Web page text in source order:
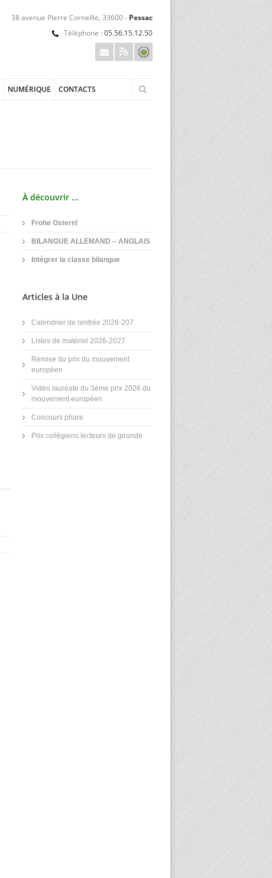
38 avenue Pierre Corneille, 33600 - Pessac
Téléphone : 05.56.15.12.50
NUMÉRIQUE CONTACTS
À découvrir ...
Frohe Ostern!
BILANGUE ALLEMAND – ANGLAIS
Intégrer la classe bilangue
Articles à la Une
Calendrier de rentrée 2026-207
Listes de matériel 2026-2027
Remise du prix du mouvement
européen
Vidéo lauréate du 3ème prix 2026 du
mouvement européen
Concours phare
Prix collégiens lecteurs de gironde